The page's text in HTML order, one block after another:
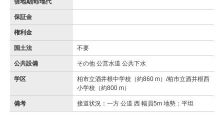
借地期間/地代
保証金
権利金
国土法 不要
公共設備 その他 公営水道 公共下水
学区
柏市立酒井根中学校（約860 m）/柏市立酒井根西
小学校（約800 m）
備考 接道状況：一方 公道 西 幅員5m 地勢：平坦